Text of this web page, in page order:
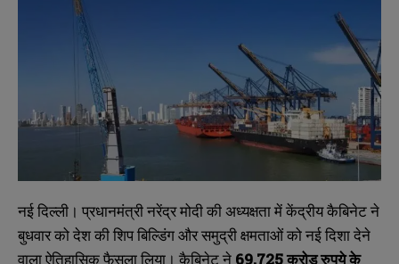
नई दिल्ली। प्रधानमंत्री नरेंद्र मोदी की अध्यक्षता में केंद्रीय कैबिनेट ने
बुधवार को देश की शिप बिल्डिंग और समुद्री क्षमताओं को नई दिशा देने
वाला ऐतिहासिक फैसला लिया। कैबिनेट ने 69,725करोड़रुपयेके